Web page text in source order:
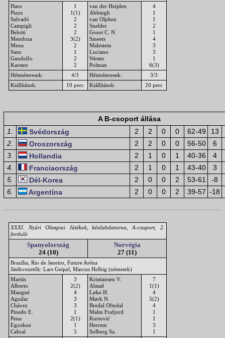
Haro
Pizzo
Salvadó
Campigli
Belotti
Mendoza
Mena
Sans
Gandulfo
Karsten
1
1(1)
2
2
2
3(2)
2
1
2
2
van der Heijden
Abbingh
van Olphen
Snelder
Groot C. N.
Smeets
Malestein
Luciano
Wester
Polman
4
1
1
2
1
4
3
3
1
6(3)
Hétméteresek:
4/3 Hétméteresek:
3/3
Kiállítások:
10 perc Kiállítások: 20 perc
A B-csoport állása
1.
Svédország 2 2 0 0 62-49
13
2.
Oroszország 2 2 0 0 56-50
6
3.
Hollandia 2 1 0 1 40-36
4
4.
Franciaország 2 1 0 1 43-40
3
5.
Dél-Korea 2 0 0 2 53-61
-8
6.
Argentína 2 0 0 2 39-57 -18
XXXI. Nyári Olimpiai Játékok, kézilabdatorna, A-csoport, 2.
forduló
Spanyolország
24 (10)
Norvégia
27 (11)
Brazília, Rio de Janeiro, Future Aréna
Játékvezetők: Lars Geipel, Marcus Helbig (németek)
Martín
Alberto
Mangué
Aguilar
Chávez
Pinedo E.
Pena
Egozkue
Cabral
3
2(2)
4
3
3
1
2(1)
1
5
Kristiansen V.
Alstad
Løke H.
Mørk N.
Bredal Oftedal
Malm Frafjord
Kurtović
Herrem
Solberg Sa.
7
1(1)
4
5(2)
4
1
1
3
1